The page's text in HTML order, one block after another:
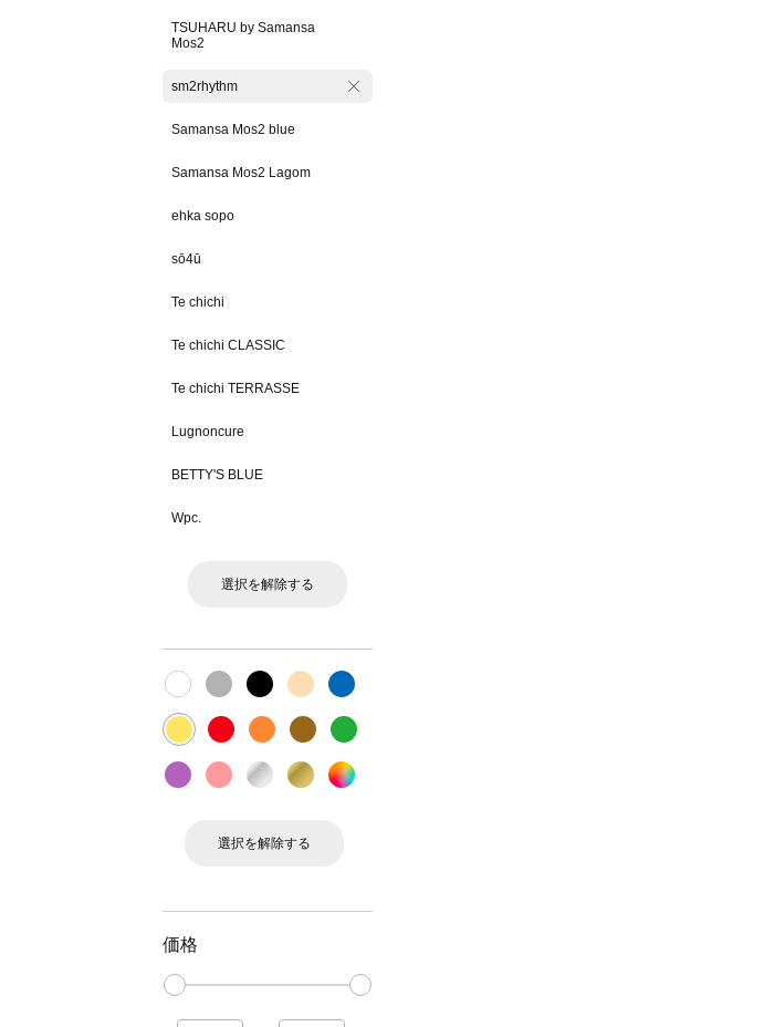
TSUHARU by Samansa
Mos2
sm2rhythm
Samansa Mos2 blue
Samansa Mos2 Lagom
ehka sopo
sō4ū
Te chichi
Te chichi CLASSIC
Te chichi TERRASSE
Lugnoncure
BETTY'S BLUE
Wpc.
選択を解除する
選択を解除する
価格